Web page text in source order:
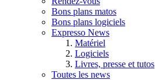
Bons plans matos
Bons plans logiciels
Expresso News
Matériel
Logiciels
Livres, presse et tutos
Toutes les news